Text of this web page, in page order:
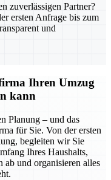
zuverlässigen Partner?
ersten Anfrage bis zum
und
Ihren Umzug
kann
Planung – und das
für Sie. Von der ersten
begleiten wir Sie
Ihres Haushalts,
und organisieren alles